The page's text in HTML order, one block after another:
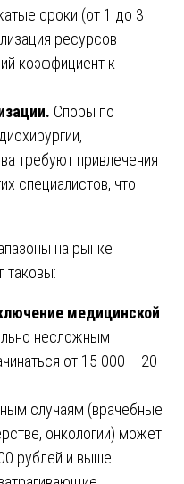
сроки (от 1 до 3
ресурсов
коэффициент к
Споры по
требуют привлечения
специалистов, что
на рынке
таковы:
медицинской
несложным
от 15 000 – 20
случаям (врачебные
онкологии) может
рублей и выше.